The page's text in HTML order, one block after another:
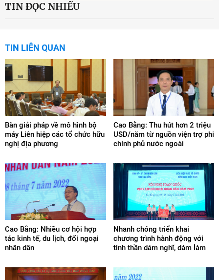
TIN ĐỌC NHIỀU
TIN LIÊN QUAN
Bàn giải pháp về mô hình bộ
máy Liên hiệp các tổ chức hữu
nghị địa phương
Cao Bằng: Thu hút hơn 2 triệu
USD/năm từ nguồn viện trợ phi
chính phủ nước ngoài
Cao Bằng: Nhiều cơ hội hợp
tác kinh tế, du lịch, đối ngoại
nhân dân
Nhanh chóng triển khai
chương trình hành động với
tinh thần dám nghĩ, dám làm